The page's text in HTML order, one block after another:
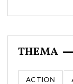
THEMA
ACTION